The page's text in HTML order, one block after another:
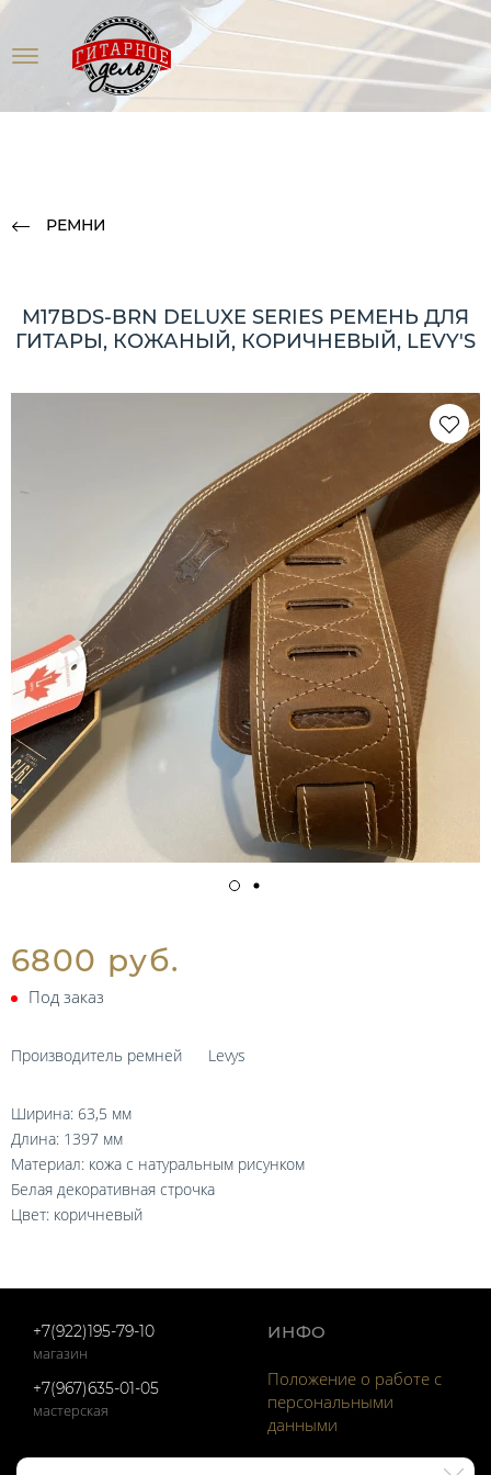
РЕМНИ
M17BDS-BRN DELUXE SERIES РЕМЕНЬ ДЛЯ
ГИТАРЫ, КОЖАНЫЙ, КОРИЧНЕВЫЙ, LEVY'S
6800 руб.
Под заказ
Производитель ремней Levys
Ширина: 63,5 мм
Длина: 1397 мм
Материал: кожа с натуральным рисунком
Белая декоративная строчка
Цвет: коричневый
+7(922)195-79-10
магазин
+7(967)635-01-05
мастерская
ИНФО
Положение о работе с
персональными
данными